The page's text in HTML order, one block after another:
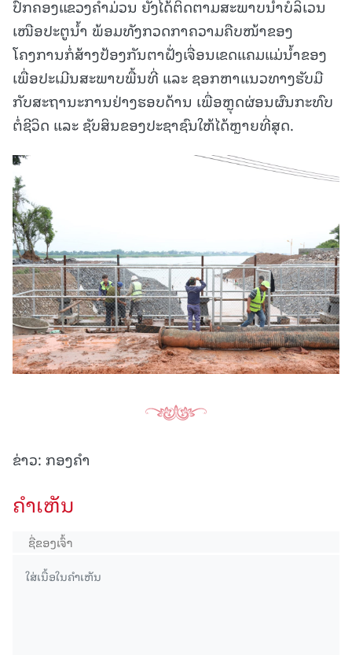
ປົກຄອງແຂວງຄໍາມ່ວນ ຍັງໄດ້ຕິດຕາມສະພາບນໍ້າບໍລິເວນ
ເໜືອປະຕູນໍ້າ ພ້ອມທັງກວດກາຄວາມຄືບໜ້າຂອງ
ໂຄງການກໍ່ສ້າງປ້ອງກັນຕາຝັ່ງເຈື່ອນເຂດແຄມແມ່ນໍ້າຂອງ
ເພື່ອປະເມີນສະພາບພື້ນທີ່ ແລະ ຊອກຫາແນວທາງຮັບມື
ກັບສະຖານະການຢ່າງຮອບດ້ານ ເພື່ອຫຼຸດຜ່ອນຜົນກະທົບ
ຕໍ່ຊີວິດ ແລະ ຊັບສິນຂອງປະຊາຊົນໃຫ້ໄດ້ຫຼາຍທີ່ສຸດ.
ຂ່າວ: ກອງຄໍາ
ຄໍາເຫັນ